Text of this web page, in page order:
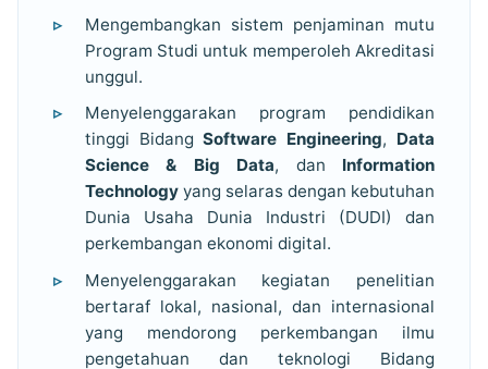
Mengembangkan sistem penjaminan mutu
Program Studi untuk memperoleh Akreditasi
unggul.
Menyelenggarakan program pendidikan
tinggi BidangSoftware Engineering, Data
Science & Big Data, dan Information
Technologyyang selaras dengan kebutuhan
Dunia Usaha Dunia Industri (DUDI) dan
perkembangan ekonomi digital.
Menyelenggarakan kegiatan penelitian
bertaraf lokal, nasional, dan internasional
yang mendorong perkembangan ilmu
pengetahuan dan teknologi Bidang